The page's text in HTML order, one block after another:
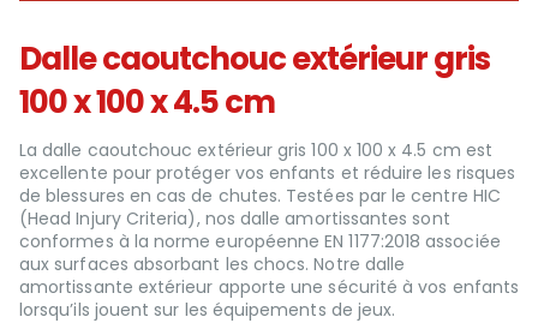
Dalle caoutchouc extérieur gris
100 x 100 x 4.5 cm
La dalle caoutchouc extérieur gris 100 x 100 x 4.5 cm est
excellente pour protéger vos enfants et réduire les risques
de blessures en cas de chutes. Testées par le centre HIC
(Head Injury Criteria), nos dalle amortissantes sont
conformes à la norme européenne EN 1177:2018 associée
aux surfaces absorbant les chocs. Notre dalle
amortissante extérieur apporte une sécurité à vos enfants
lorsqu’ils jouent sur les équipements de jeux.